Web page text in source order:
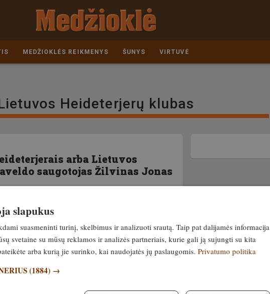
MEDŽIOKLĖS REIKMENYS ŠUNYS VIRTUVĖ
Heideterjerų klubas
arba Lietuvos
saugotojas Žilvinas Jonas
slapukus
suasmeninti turinį, skelbimus ir analizuoti srautą. Taip pat dalijamės informacija
svetaine su mūsų reklamos ir analizės partneriais, kurie gali ją sujungti su kita
arba kurią jie surinko, kai naudojatės jų paslaugomis. Privatumo politika
(1884) →